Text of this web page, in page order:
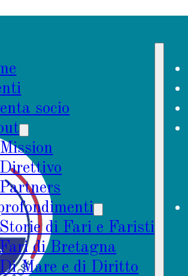
socio
Mission
Direttivo
Partners
Storie di Fari e Faristi
Fari di Bretagna
Di Mare e di Diritto